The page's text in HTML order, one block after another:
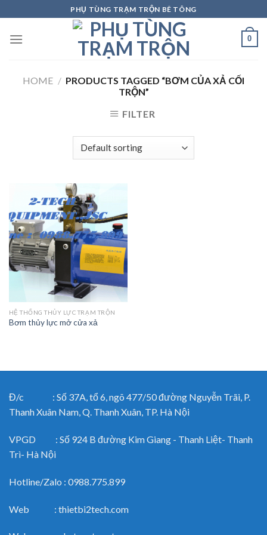
to
content
PHỤ TÙNG TRẠM TRỘN BÊ TÔNG
0
HOME / PRODUCTS TAGGED “BƠM CỦA XẢ CỐI
TRỘN”
FILTER
HỆ THỐNG THỦY LỰC TRẠM TRỘN
Bơm thủy lực mở cửa xả
Đ/c : Số 37A, tổ 6, ngõ 477/50 đường Nguyễn Trãi, P.
Thanh Xuân Nam, Q. Thanh Xuân, TP. Hà Nội
VPGD : Số 924 B đường Kim Giang - Thanh Liệt- Thanh
Trì- Hà Nội
Hotline/Zalo : 0988.775.899
Web : thietbi2tech.com